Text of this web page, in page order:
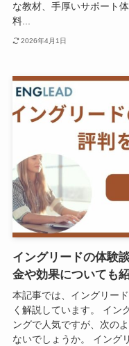
な教材、手厚いサポート
料...
2026年4月1日
イングリードの体験
金や効果についても
本記事では、イングリー
く解説しています。 イン
ングで人気ですが、次の
ないでしょうか。 イング